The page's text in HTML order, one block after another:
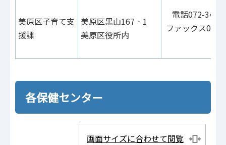
美原区子育て支
援課
美原区黒山167‐1
美原区役所内
電話072-341-
ファックス072-
各保健センター
画面サイズに合わせて閲覧